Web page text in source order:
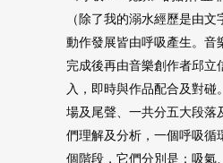
（除了我的溺水經歷是由
動作發展皆由呼吸產生。音
完成後再由音樂創作者邱立
入，即時與作品配合及對碰
場及尾聲、一共分五大段落
們理解及分析，一個呼吸循
個階段，它們分別是：吸氣